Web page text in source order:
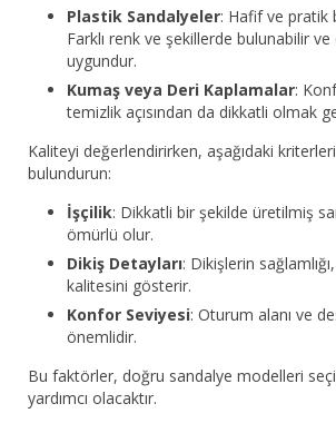
Plastik Sandalyeler: Hafif ve pratik
Farklı renk ve şekillerde bulunabilir ve
uygundur.
Kumaş veya Deri Kaplamalar:
temizlik açısından da dikkatli olmak
Kaliteyi değerlendirirken, aşağıdaki
bulundurun:
İşçilik: Dikkatli bir şekilde üretilmiş
ömürlü olur.
Dikiş Detayları: Dikişlerin
kalitesini gösterir.
Konfor Seviyesi: Oturum alanı ve
önemlidir.
Bu faktörler, doğru sandalye modelleri
yardımcı olacaktır.